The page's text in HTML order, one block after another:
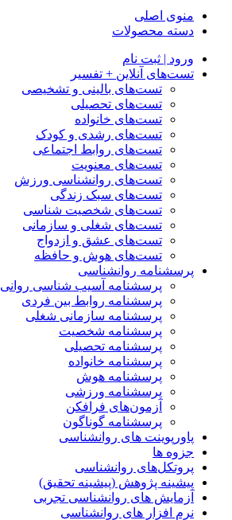
منوی اصلی
دسته محصولات
ورود | ثبت نام
تست‌های آنلاین + تفسیر
تست‌های بالینی و تشخیصی
تست‌های تحصیلی
تست‌های خانواده
تست‌های رشدی و کودک
تست‌های روابط اجتماعی
تست‌های معنویت
تست‌های روانشناسی ورزش
تست‌های سبک زندگی
تست‌های شخصیت شناسی
تست‌های شغلی و سازمانی
تست‌های عشق و ازدواج
تست‌های هوش و حافظه
پرسشنامه روانشناسی
پرسشنامه آسیب شناسی روانی
پرسشنامه روابط بین فردی
پرسشنامه سازمانی شغلی
پرسشنامه شخصیت
پرسشنامه تحصیلی
پرسشنامه خانواده
پرسشنامه هوش
پرسشنامه ورزشی
آزمون‌های فرافکن
پرسشنامه گوناگون
پاورپوینت های روانشناسی
جزوه ها
پروتکل‌های روانشناسی
پیشینه پژوهش (پیشینه تحقیق)
آزمایش های روانشناسی تجربی
نرم افزار های روانشناسی